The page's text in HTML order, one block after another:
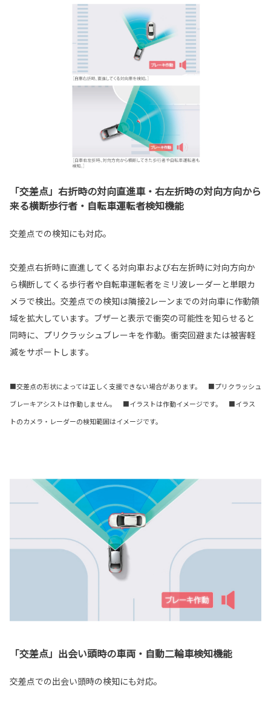
「交差点」右折時の対向直進車・右左折時の対向方向から
来る横断歩行者・自転車運転者検知機能
交差点での検知にも対応。
交差点右折時に直進してくる対向車および右左折時に対向方向か
ら横断してくる歩行者や自転車運転者をミリ波レーダーと単眼カ
メラで検出。交差点での検知は隣接2レーンまでの対向車に作動領
域を拡大しています。ブザーと表示で衝突の可能性を知らせると
同時に、プリクラッシュブレーキを作動。衝突回避または被害軽
減をサポートします。
■交差点の形状によっては正しく支援できない場合があります。 ■プリクラッシュ
ブレーキアシストは作動しません。 ■イラストは作動イメージです。 ■イラス
トのカメラ・レーダーの検知範囲はイメージです。
「交差点」出会い頭時の車両・自動二輪車検知機能
交差点での出会い頭時の検知にも対応。